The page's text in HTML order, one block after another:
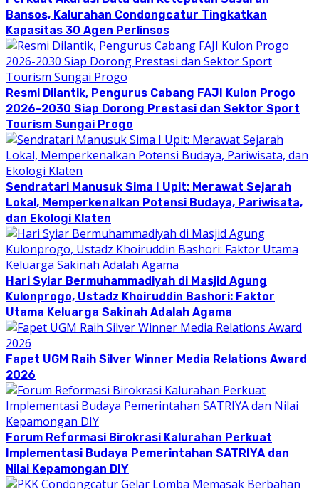
Bansos, Kalurahan Condongcatur Tingkatkan
Kapasitas 30 Agen Perlinsos
Resmi Dilantik, Pengurus Cabang FAJI Kulon Progo
2026-2030 Siap Dorong Prestasi dan Sektor Sport
Tourism Sungai Progo
Sendratari Manusuk Sima I Upit: Merawat Sejarah
Lokal, Memperkenalkan Potensi Budaya, Pariwisata,
dan Ekologi Klaten
Hari Syiar Bermuhammadiyah di Masjid Agung
Kulonprogo, Ustadz Khoiruddin Bashori: Faktor
Utama Keluarga Sakinah Adalah Agama
Fapet UGM Raih Silver Winner Media Relations Award
2026
Forum Reformasi Birokrasi Kalurahan Perkuat
Implementasi Budaya Pemerintahan SATRIYA dan
Nilai Kepamongan DIY